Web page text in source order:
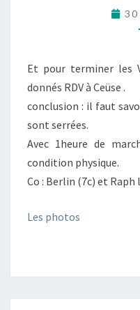
Et pour terminer les
donnés RDV à Ceüse .
conclusion : il faut
sont serrées.
Avec 1heure de
condition physique.
Co : Berlin (7c) et
Les photos